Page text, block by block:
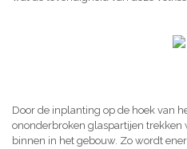
Door de inplanting op de hoek van
ononderbroken glaspartijen
binnen in het gebouw. Zo wordt